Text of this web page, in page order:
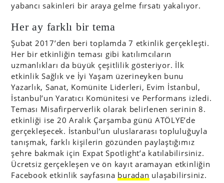
yabancı sakinleri bir araya gelme fırsatı yakalıyor.
Her ay farklı bir tema
Şubat 2017’den beri toplamda 7 etkinlik gerçekleşti.
Her bir etkinliğin teması gibi katılımcıların
uzmanlıkları da büyük çeşitlilik gösteriyor. İlk
etkinlik Sağlık ve İyi Yaşam üzerineyken bunu
Yazarlık, Sanat, Komünite Liderleri, Evim İstanbul,
İstanbul’un Yaratıcı Komünitesi ve Performans izledi.
Teması Misafirperverlik olarak belirlenen serinin 8.
etkinliği ise 20 Aralık Çarşamba günü ATÖLYE’de
gerçekleşecek. İstanbul’un uluslararası topluluğuyla
tanışmak, farklı kişilerin gözünden paylaştığımız
şehre bakmak için Expat Spotlight’a katılabilirsiniz.
Ücretsiz gerçekleşen ve ön kayıt aramayan etkinliğin
Facebook etkinlik sayfasına buradan ulaşabilirsiniz.